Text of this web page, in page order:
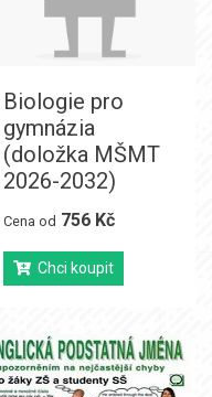
Biologie pro
gymnázia
(doložka MŠMT
2026-2032)
Cena od 756 Kč
Chci koupit